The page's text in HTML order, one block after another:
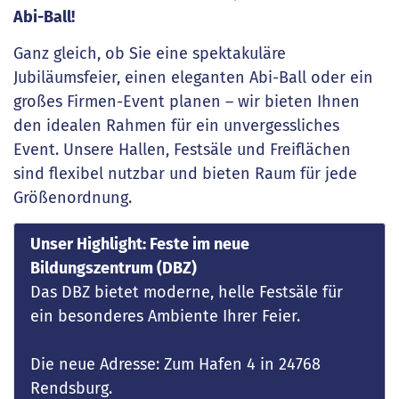
Abi-Ball!
Ganz gleich, ob Sie eine spektakuläre
Jubiläumsfeier, einen eleganten Abi-Ball oder ein
großes Firmen-Event planen – wir bieten Ihnen
den idealen Rahmen für ein unvergessliches
Event. Unsere Hallen, Festsäle und Freiflächen
sind flexibel nutzbar und bieten Raum für jede
Größenordnung.
Unser Highlight: Feste im neue
Bildungszentrum (DBZ)
Das DBZ bietet moderne, helle Festsäle für
ein besonderes Ambiente Ihrer Feier.
Die neue Adresse: Zum Hafen 4 in 24768
Rendsburg.